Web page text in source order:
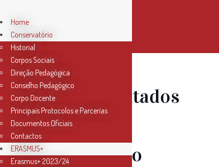
19 Jul
Resultados
Provas de
Admissão ao
Home
Conservatório
Historial
Corpos Sociais
Direção Pedagógica
Conselho Pedagógico
Corpo Docente
Principais Protocolos e Parcerias
Documentos Oficiais
Contactos
ERASMUS+
Erasmus+ 2023/24